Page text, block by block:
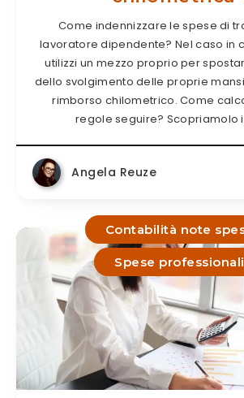
Come indennizzare le spese di
lavoratore dipendente? Nel caso in
utilizzi un mezzo proprio per
dello svolgimento delle proprie
rimborso chilometrico. Come
regole seguire? Scopriamolo
Angela Reuze
Contabilità note
Spese professionali